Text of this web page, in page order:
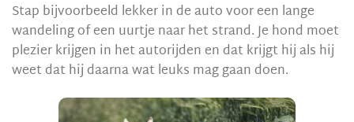
Stap bijvoorbeeld lekker in de auto voor een lange
wandeling of een uurtje naar het strand. Je hond moet
plezier krijgen in het autorijden en dat krijgt hij als hij
weet dat hij daarna wat leuks mag gaan doen.